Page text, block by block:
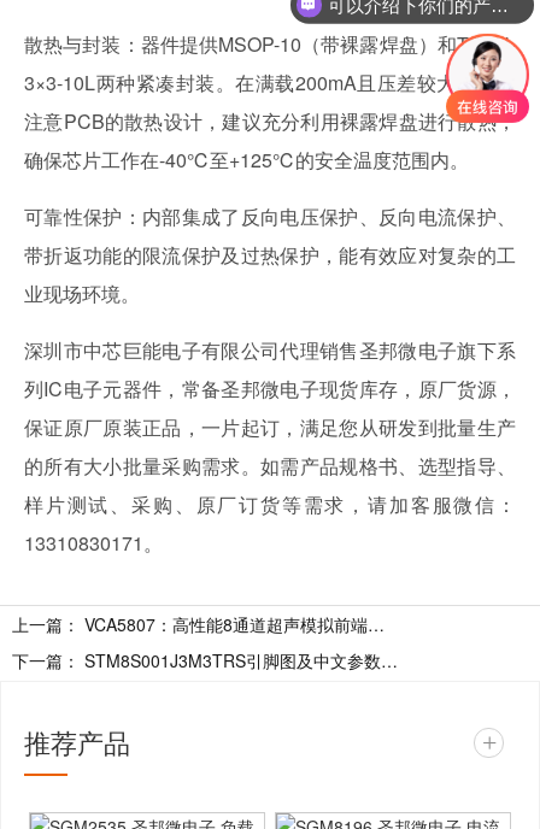
散热与封装：器件提供MSOP-10（带裸露焊盘）和TDFN-
3×3-10L两种紧凑封装。在满载200mA且压差较大时，需
注意PCB的散热设计，建议充分利用裸露焊盘进行散热，
确保芯片工作在-40℃至+125℃的安全温度范围内。
可靠性保护：内部集成了反向电压保护、反向电流保护、
带折返功能的限流保护及过热保护，能有效应对复杂的工
业现场环境。
深圳市中芯巨能电子有限公司代理销售圣邦微电子旗下系
列IC电子元器件，常备圣邦微电子现货库存，原厂货源，
保证原厂原装正品，一片起订，满足您从研发到批量生产
的所有大小批量采购需求。如需产品规格书、选型指导、
样片测试、采购、原厂订货等需求，请加客服微信：
13310830171。
上一篇：
VCA5807：高性能8通道超声模拟前端技术解析 附典型应用电路图
下一篇：
STM8S001J3M3TRS引脚图及中文参数介绍
推荐产品 +
可以介绍下你们的产品么